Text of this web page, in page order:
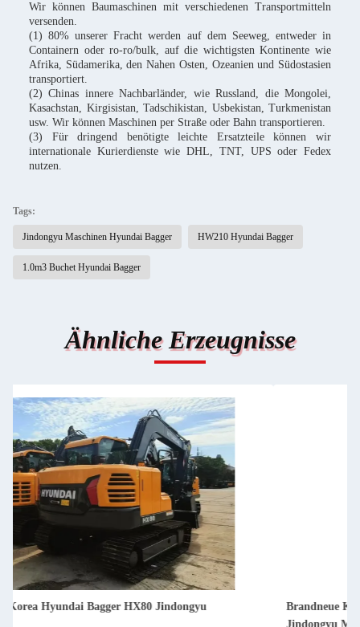
Wir können Baumaschinen mit verschiedenen Transportmitteln
versenden.
(1) 80% unserer Fracht werden auf dem Seeweg, entweder in
Containern oder ro-ro/bulk, auf die wichtigsten Kontinente wie
Afrika, Südamerika, den Nahen Osten, Ozeanien und Südostasien
transportiert.
(2) Chinas innere Nachbarländer, wie Russland, die Mongolei,
Kasachstan, Kirgisistan, Tadschikistan, Usbekistan, Turkmenistan
usw. Wir können Maschinen per Straße oder Bahn transportieren.
(3) Für dringend benötigte leichte Ersatzteile können wir
internationale Kurierdienste wie DHL, TNT, UPS oder Fedex
nutzen.
Tags:
Jindongyu Maschinen Hyundai Bagger HW210 Hyundai Bagger
1.0m3 Buchet Hyundai Bagger
Ähnliche Erzeugnisse
Brandneue Korea Hyundai Bagger HW60 6 Tonnen Rad